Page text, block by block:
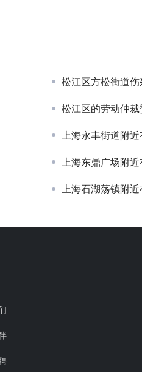
松江区方松街道
松江区的劳动仲
上海永丰街道附
上海东鼎广场附
上海石湖荡镇附